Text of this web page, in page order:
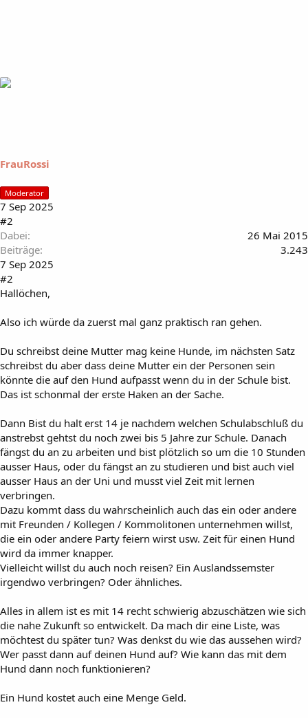
FrauRossi
Moderator
7 Sep 2025
#2
Dabei
26 Mai 2015
Beiträge
3.243
7 Sep 2025
#2
Hallöchen,
Also ich würde da zuerst mal ganz praktisch ran gehen.
Du schreibst deine Mutter mag keine Hunde, im nächsten Satz
schreibst du aber dass deine Mutter ein der Personen sein
könnte die auf den Hund aufpasst wenn du in der Schule bist.
Das ist schonmal der erste Haken an der Sache.
Dann Bist du halt erst 14 je nachdem welchen Schulabschluß du
anstrebst gehtst du noch zwei bis 5 Jahre zur Schule. Danach
fängst du an zu arbeiten und bist plötzlich so um die 10 Stunden
ausser Haus, oder du fängst an zu studieren und bist auch viel
ausser Haus an der Uni und musst viel Zeit mit lernen
verbringen.
Dazu kommt dass du wahrscheinlich auch das ein oder andere
mit Freunden / Kollegen / Kommolitonen unternehmen willst,
die ein oder andere Party feiern wirst usw. Zeit für einen Hund
wird da immer knapper.
Vielleicht willst du auch noch reisen? Ein Auslandssemster
irgendwo verbringen? Oder ähnliches.
Alles in allem ist es mit 14 recht schwierig abzuschätzen wie sich
die nahe Zukunft so entwickelt. Da mach dir eine Liste, was
möchtest du später tun? Was denkst du wie das aussehen wird?
Wer passt dann auf deinen Hund auf? Wie kann das mit dem
Hund dann noch funktionieren?
Ein Hund kostet auch eine Menge Geld.